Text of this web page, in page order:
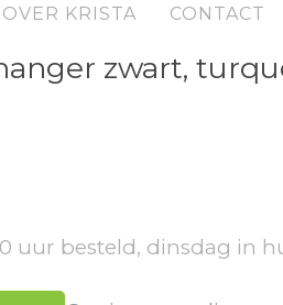
OVER KRISTA CONTACT
zwart,
uur besteld, dinsdag in